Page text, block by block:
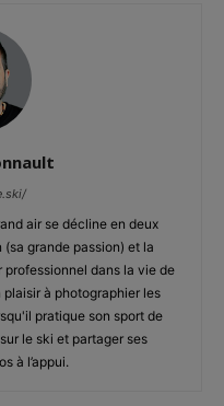
air se décline en deux
grande passion) et la
professionnel dans la vie de
à photographier les
pratique son sport de
le ski et partager ses
à l’appui.